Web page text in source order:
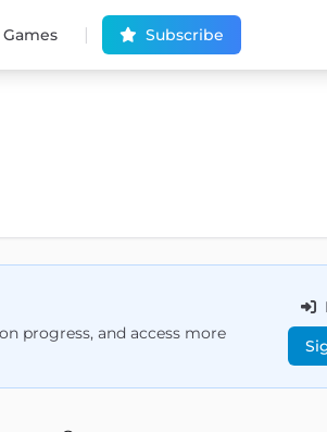
| Subscribe
progress, and access more